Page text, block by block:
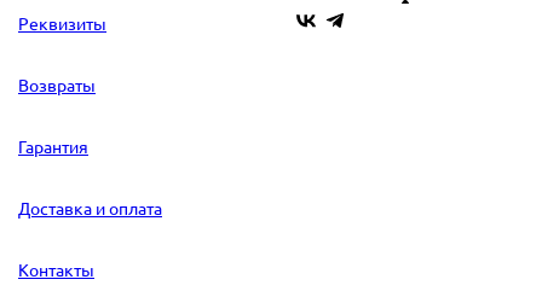
Реквизиты
Возвраты
Гарантия
Доставка и оплата
Контакты